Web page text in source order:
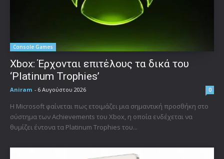
Console Games
Xbox: Έρχονται επιτέλους τα δικά του
‘Platinum Trophies’
Aniram - 6 Αυγούστου 2026 0
Η Microsoft φαίνεται πως ετοιμάζει μια σημαντική προσθήκη στο
σύστημα των Achievements του Xbox, η οποία ενδέχεται να
θυμίζει έντονα τα Platinum Trophies του...